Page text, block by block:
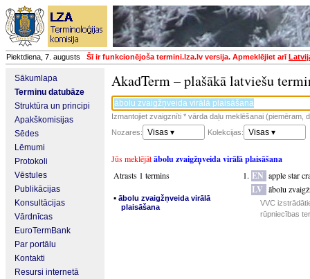
Piektdiena, 7. augusts Šī ir funkcionējoša termini.lza.lv versija. Apmeklējiet arī
Sākumlapa
Terminu datubāze
Struktūra un principi
Apakškomisijas
Sēdes
Lēmumi
Protokoli
Vēstules
Publikācijas
Konsultācijas
Vārdnīcas
EuroTermBank
Par portālu
Kontakti
Resursi internetā
AkadTerm – plašākā latviešu
Izmantojiet zvaigznīti * vārda daļu meklēšanai (piemēram,
Nozares:
Visas ▾ Kolekcijas: Visas ▾
Jūs meklējātābolu zvaigžņveida virālā plaisāšana
Atrasts 1 termins
▪ ābolu zvaigžņveida virālā
plaisāšana
EN apple star
LV ābolu
VVC
rūpniecības